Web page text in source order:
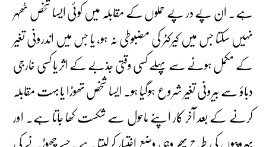
ہے۔ ان پے در پے حملوں کے مقابلہ میں کوئی ایسا شخص ٹھہر
نہیں سکتا جس میں کیرکٹر کی مضبوطی نہ ہو، یا جس میں اندرونی تغیر
کے مکمل ہونے سے پہلے کسی وقتی جذبے کے اثر یا کسی خارجی
دباؤ سے بیرونی تغیر شروع ہوگیا ہو۔ ایسا شخص تھوڑا یا بہت مقابلہ
کرنے کے بعد آخر کار اپنے ماحول سے شکست کھا جاتا ہے۔ اور